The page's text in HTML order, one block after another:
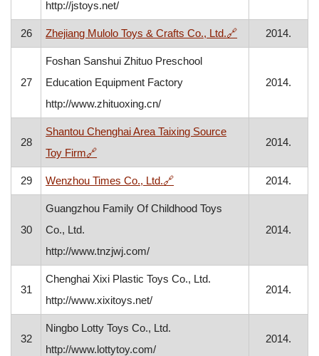
http://jstoys.net/
26 Zhejiang Mulolo Toys & Crafts Co., Ltd.🔗, otvara se u
2014.
27
Foshan Sanshui Zhituo Preschool
Education Equipment Factory
http://www.zhituoxing.cn/
2014.
28
Shantou Chenghai Area Taixing Source
Toy Firm🔗, otvara se u novom prozoru
2014.
29 Wenzhou Times Co., Ltd.🔗, otvara se u novom prozoru
2014.
30
Guangzhou Family Of Childhood Toys
Co., Ltd.
http://www.tnzjwj.com/
2014.
31
Chenghai Xixi Plastic Toys Co., Ltd.
http://www.xixitoys.net/
2014.
32
Ningbo Lotty Toys Co., Ltd.
http://www.lottytoy.com/
2014.